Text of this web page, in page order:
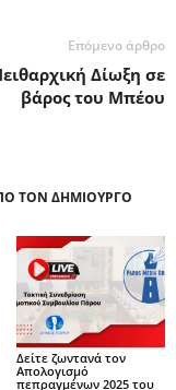
Επόμενο άρθρο
Δίωξη σε
βάρος του Μπέου
ΤΟΝ ΔΗΜΙΟΥΡΓΟ
Δείτε ζωντανά τον
Απολογισμό
πεπραγμένων 2025 του